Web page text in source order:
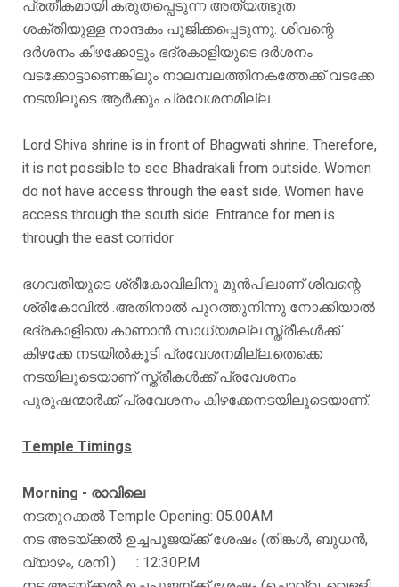
പ്രതീകമായി കരുതപ്പെടുന്ന അത്യത്ഭുത
ശക്തിയുള്ള നാന്ദകം പൂജിക്കപ്പെടുന്നു. ശിവന്റെ
ദർശനം കിഴക്കോട്ടും ഭദ്രകാളിയുടെ ദർശനം
വടക്കോട്ടാണെങ്കിലും നാലമ്പലത്തിനകത്തേക്ക് വടക്കേ
നടയിലൂടെ ആർക്കും പ്രവേശനമില്ല.
Lord Shiva shrine is in front of Bhagwati shrine. Therefore,
it is not possible to see Bhadrakali from outside. Women
do not have access through the east side. Women have
access through the south side. Entrance for men is
through the east corridor
ഭഗവതിയുടെ ശ്രീകോവിലിനു മുൻപിലാണ് ശിവന്റെ
ശ്രീകോവിൽ .അതിനാൽ പുറത്തുനിന്നു നോക്കിയാൽ
ഭദ്രകാളിയെ കാണാൻ സാധ്യമല്ല.സ്ത്രീകൾക്ക്
കിഴക്കേ നടയിൽകൂടി പ്രവേശനമില്ല.തെക്കെ
നടയിലൂടെയാണ് സ്ത്രീകൾക്ക് പ്രവേശനം.
പുരുഷന്മാർക്ക് പ്രവേശനം കിഴക്കേനടയിലൂടെയാണ്.
Temple Timings
Morning - രാവിലെ
നടതുറക്കല്‍ Temple Opening: 05.00AM
നട അടയ്ക്കല്‍ ഉച്ചപൂജയ്ക്ക് ശേഷം (തിങ്കള്‍, ബുധന്‍,
വ്യാഴം, ശനി )
: 12:30P.M